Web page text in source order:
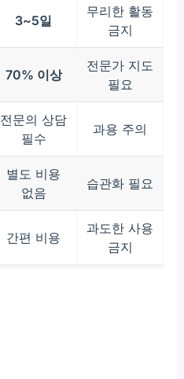
3~5일
무리한 활동
금지
70% 이상
전문가 지도
필요
전문의 상담
필수
과용 주의
별도 비용
없음
습관화 필요
간편 비용
과도한 사용
금지